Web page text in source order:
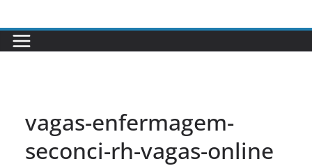
para
o
vagas-enfermagem-
seconci-rh-vagas-online